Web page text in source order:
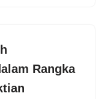
Rangka